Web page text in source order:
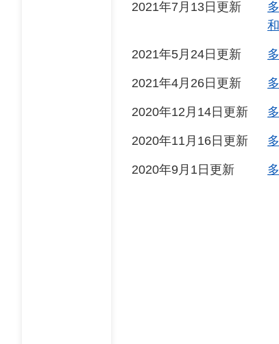
2021年7月13日更新
2021年5月24日更新
2021年4月26日更新
2020年12月14日更新
2020年11月16日更新
2020年9月1日更新